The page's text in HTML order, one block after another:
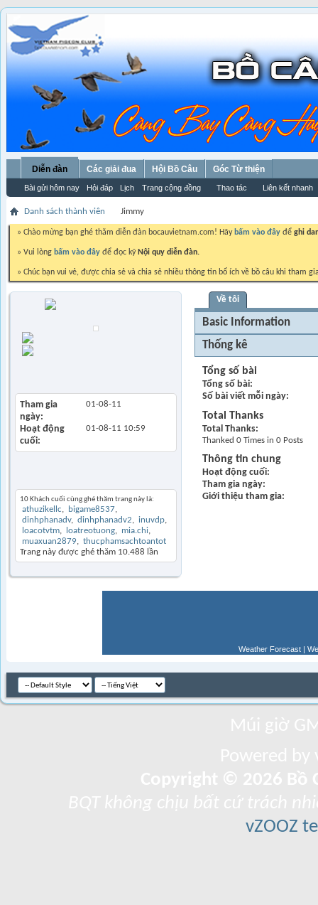
Diễn đàn
Bài gửi hôm nay Hỏi đáp Lịch Trang cộng đồng Thao tác Liên kết nhanh
Các giải đua Hội Bồ Câu Góc Từ thiện
Danh sách thành viên Jimmy
» Chào mừng bạn ghé thăm diễn đàn bocauvietnam.com! Hãy bấm vào đây để ghi
» Vui lòng bấm vào đây để đọc kỹ Nội quy diễn đàn.
» Chúc bạn vui vẻ, được chia sẻ và chia sẻ nhiều thông tin bổ ích về bồ câu khi tham
Tham gia
ngày
01-08-11
Hoạt động
cuối
01-08-11 10:59
10 Khách cuối cùng ghé thăm trang này là:
athuzikellc
bigame8537
dinhphanadv
dinhphanadv2
inuvdp
loacotvtm
loatreotuong
mia.chi
muaxuan2879
thucphamsachtoantot
Trang này được ghé thăm 10.488 lần
Về tôi
Basic Information
Thống kê
Tổng số bài
Tổng số bài
Số bài viết mỗi ngày
Total Thanks
Total Thanks
Thanked 0 Times in 0 Posts
Thông tin chung
Hoạt động cuối
Tham gia ngày
Giới thiệu tham gia
Weather Forecast |
vZOOZ